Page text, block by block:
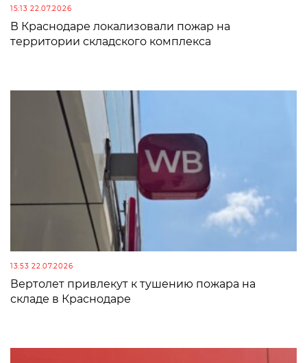
15:13 22.07.2026
В Краснодаре локализовали пожар на
территории складского комплекса
13:53 22.07.2026
Вертолет привлекут к тушению пожара на
складе в Краснодаре